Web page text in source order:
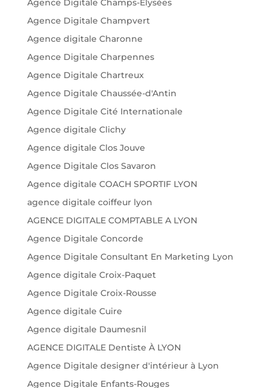
Agence Digitale Champs-Élysées
Agence Digitale Champvert
Agence digitale Charonne
Agence Digitale Charpennes
Agence Digitale Chartreux
Agence Digitale Chaussée-d'Antin
Agence Digitale Cité Internationale
Agence digitale Clichy
Agence digitale Clos Jouve
Agence Digitale Clos Savaron
Agence digitale COACH SPORTIF LYON
agence digitale coiffeur lyon
AGENCE DIGITALE COMPTABLE A LYON
Agence Digitale Concorde
Agence Digitale Consultant En Marketing Lyon
Agence digitale Croix-Paquet
Agence Digitale Croix-Rousse
Agence digitale Cuire
Agence digitale Daumesnil
AGENCE DIGITALE Dentiste À LYON
Agence Digitale designer d'intérieur à Lyon
Agence Digitale Enfants-Rouges